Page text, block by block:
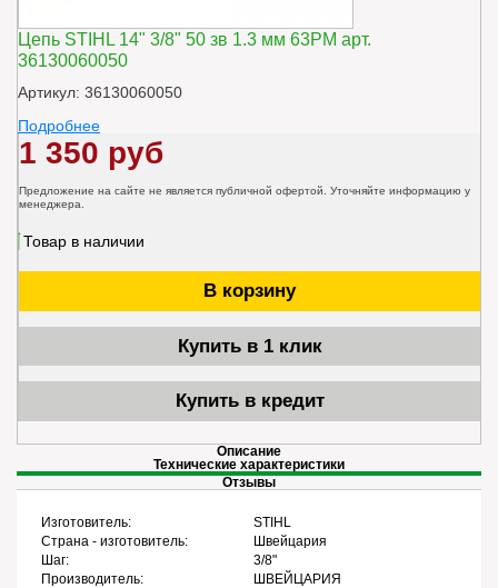
Цепь STIHL 14" 3/8" 50 зв 1.3 мм 63PM арт.
36130060050
Артикул: 36130060050
Подробнее
1 350 руб
Предложение на сайте не является публичной офертой. Уточняйте информацию у
менеджера.
Товар в наличии
В корзину
Купить в 1 клик
Купить в кредит
Описание
Технические характеристики
Отзывы
Изготовитель:
STIHL
Страна - изготовитель:
Швейцария
Шаг:
3/8"
Производитель:
ШВЕЙЦАРИЯ